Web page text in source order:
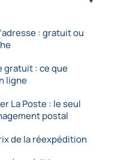
: gratuit ou
gratuit : ce que
ligne
La Poste : le seul
postal
de la réexpédition